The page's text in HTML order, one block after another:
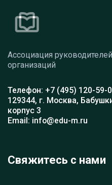
Ассоциация
организаций
Телефон: +7 (495) 120-59-
129344, г. Москва,
корпус 3
Email: info@edu-m.ru
Свяжитесь с нами